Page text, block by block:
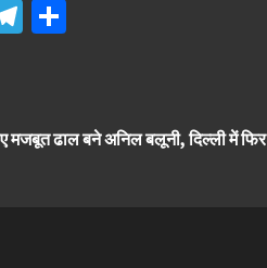
Telegram
मजबूत ढाल बने अनिल बलूनी, दिल्ली में फिर